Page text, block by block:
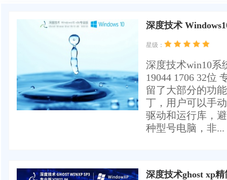
深度技术
星级：
深度技术win10系
19044 1706 32位
留了大部分的功
丁，用户可以手
驱动和运行库，
种型号电脑，非...
深度技术ghost xp